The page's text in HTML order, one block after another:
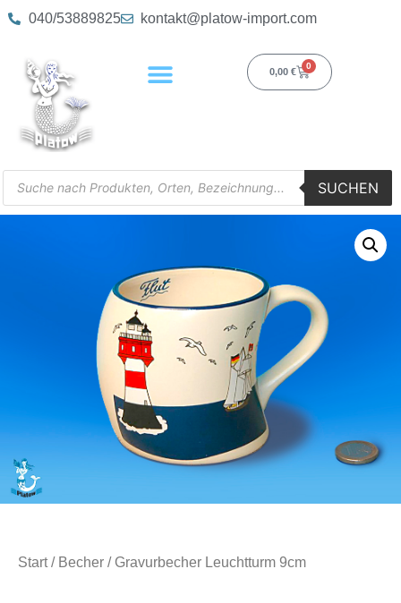
040/53889825 kontakt@platow-import.com
0,00 €
0
SUCHEN
Start/ Becher / Gravurbecher Leuchtturm 9cm